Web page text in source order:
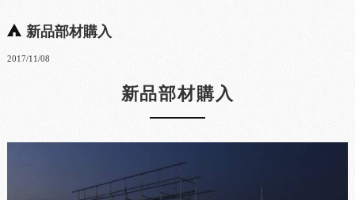
新品部材購入
2017/11/08
新品部材購入